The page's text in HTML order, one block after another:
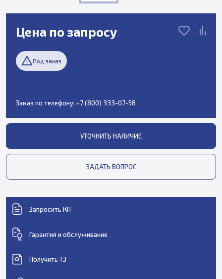
Цена по запросу
Под заказ
Заказ по телефону: +7 (800) 333-07-58
УТОЧНИТЬ НАЛИЧИЕ
ЗАДАТЬ ВОПРОС
Запросить КП
Гарантия и обслуживание
Получить ТЗ